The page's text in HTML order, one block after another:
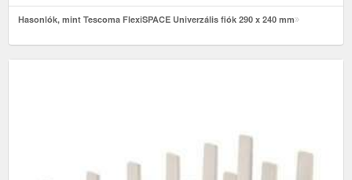
Hasonlók, mint Tescoma FlexiSPACE Univerzális fiók 290 x 240 mm